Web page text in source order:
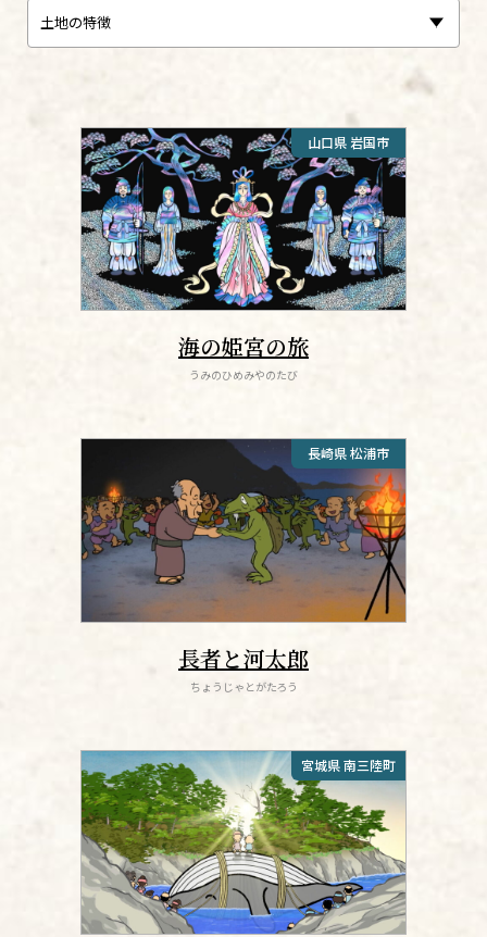
山口県 岩国市
海の姫宮の旅
うみのひめみやのたび
長崎県 松浦市
長者と河太郎
ちょうじゃとがたろう
宮城県 南三陸町